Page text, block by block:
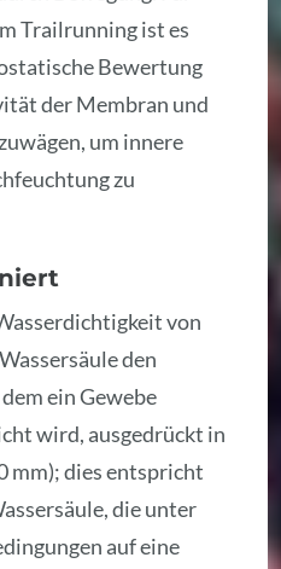
Trailrunning ist es
Bewertung
der Membran und
um innere
zu
von
den
ein Gewebe
wird, ausgedrückt in
mm); dies entspricht
die unter
auf eine